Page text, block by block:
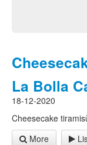
La Bolla
18-12-2020
Cheesecake
More